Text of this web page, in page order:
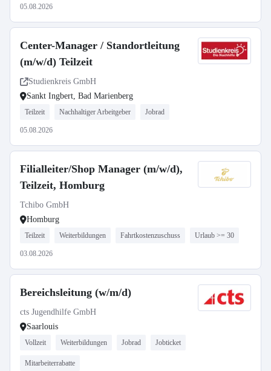
05.08.2026
Center-Manager / Standortleitung
(m/w/d) Teilzeit
Studienkreis GmbH
Sankt Ingbert, Bad Marienberg
Teilzeit Nachhaltiger Arbeitgeber Jobrad
05.08.2026
Filialleiter/Shop Manager (m/w/d),
Teilzeit, Homburg
Tchibo GmbH
Homburg
Teilzeit Weiterbildungen Fahrtkostenzuschuss Urlaub >= 30
03.08.2026
Bereichsleitung (w/m/d)
cts Jugendhilfe GmbH
Saarlouis
Vollzeit Weiterbildungen Jobrad Jobticket
Mitarbeiterrabatte